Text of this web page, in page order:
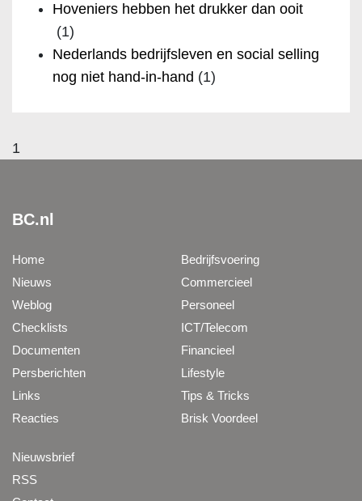
Hoveniers hebben het drukker dan ooit
(1)
Nederlands bedrijfsleven en social selling
nog niet hand-in-hand (1)
1
BC.nl
Home
Nieuws
Weblog
Checklists
Documenten
Persberichten
Links
Reacties
Bedrijfsvoering
Commercieel
Personeel
ICT/Telecom
Financieel
Lifestyle
Tips & Tricks
Brisk Voordeel
Nieuwsbrief
RSS